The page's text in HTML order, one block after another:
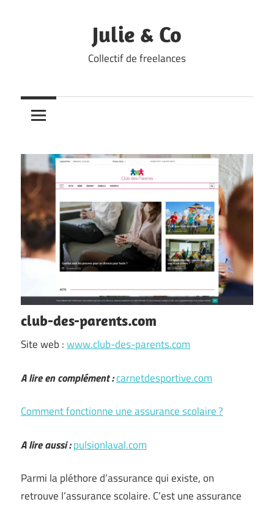
Julie & Co
Collectif de freelances
club-des-parents.com
Site web :www.club-des-parents.com
A lire en complément :carnetdesportive.com
Comment fonctionne une assurance scolaire ?
A lire aussi :pulsionlaval.com
Parmi la pléthore d’assurance qui existe, on
retrouve l’assurance scolaire. C’est une assurance